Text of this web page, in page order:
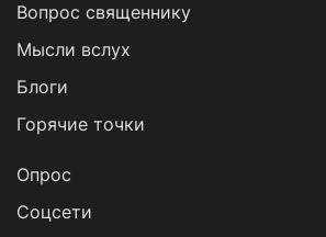
Вопрос священнику
Мысли вслух
Блоги
Горячие точки
Опрос
Cоцсети